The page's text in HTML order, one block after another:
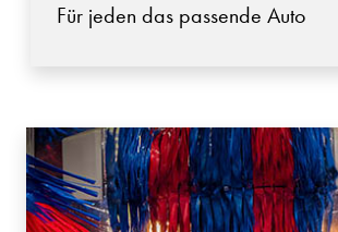
Für jeden das passende Auto